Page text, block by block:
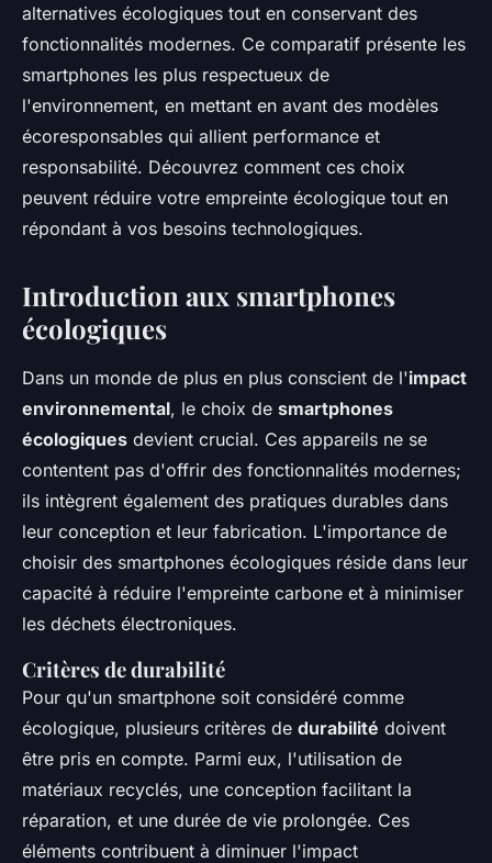
alternatives écologiques tout en conservant des
fonctionnalités modernes. Ce comparatif présente les
smartphones les plus respectueux de
l'environnement, en mettant en avant des modèles
écoresponsables qui allient performance et
responsabilité. Découvrez comment ces choix
peuvent réduire votre empreinte écologique tout en
répondant à vos besoins technologiques.
Introduction aux smartphones
écologiques
Dans un monde de plus en plus conscient de l'impact
environnemental, le choix de smartphones
écologiques devient crucial. Ces appareils ne se
contentent pas d'offrir des fonctionnalités modernes;
ils intègrent également des pratiques durables dans
leur conception et leur fabrication. L'importance de
choisir des smartphones écologiques réside dans leur
capacité à réduire l'empreinte carbone et à minimiser
les déchets électroniques.
Critères de durabilité
Pour qu'un smartphone soit considéré comme
écologique, plusieurs critères de durabilité doivent
être pris en compte. Parmi eux, l'utilisation de
matériaux recyclés, une conception facilitant la
réparation, et une durée de vie prolongée. Ces
éléments contribuent à diminuer l'impact